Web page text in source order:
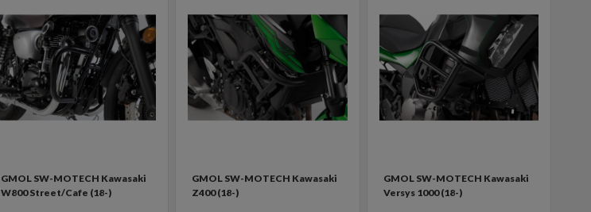
GMOL SW-MOTECH Kawasaki
W800 Street/Cafe (18-)
GMOL SW-MOTECH Kawasaki
Z400 (18-)
GMOL SW-MOTECH Kawasaki
Versys 1000 (18-)